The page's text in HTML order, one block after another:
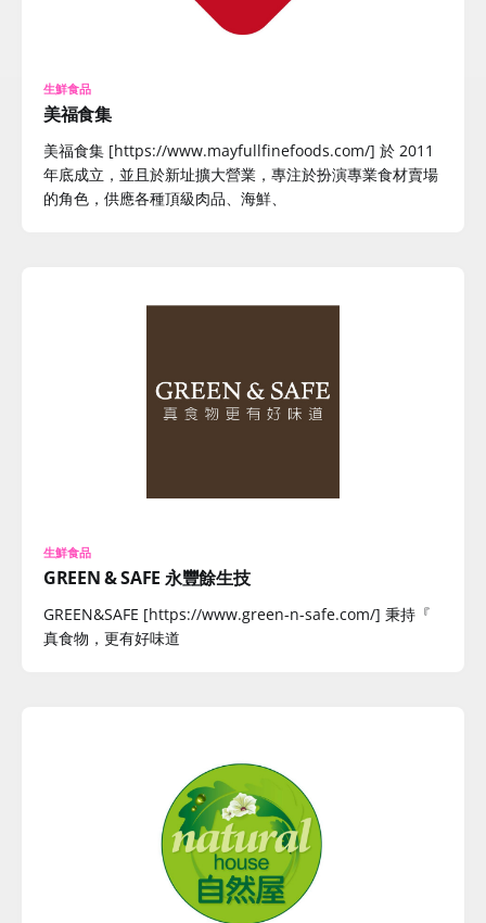
生鮮食品
美福食集
美福食集 [https://www.mayfullfinefoods.com/] 於 2011
年底成立，並且於新址擴大營業，專注於扮演專業食材賣場
的角色，供應各種頂級肉品、海鮮、
生鮮食品
GREEN & SAFE 永豐餘生技
GREEN&SAFE [https://www.green-n-safe.com/] 秉持『
真食物，更有好味道